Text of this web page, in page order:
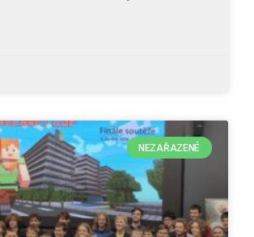
NEZAŘAZENÉ